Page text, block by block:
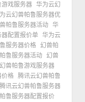
游戏服务器 华为云幻
云幻兽帕鲁服务器优
帕鲁服务器活动 华
配置报价单 华为云
服务器价格 幻兽帕
鲁服务器活动 幻兽
幻兽帕鲁游戏服务器
价格 腾讯云幻兽帕鲁
腾讯云幻兽帕鲁服务器
鲁服务器配置报价